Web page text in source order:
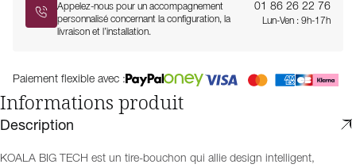
Appelez-nous pour un accompagnement
personnalisé concernant la configuration, la
livraison et l’installation.
01 86 26 22 76
Lun-Ven : 9h-17h
Paiement flexible avec :
Informations produit
Description
KOALA BIG TECH est un tire-bouchon qui allie design intelligent,